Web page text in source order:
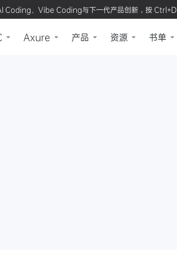
Coding、Vibe Coding与下一代产品创新，按 Ctrl+D
Axure 产品 资源 书单